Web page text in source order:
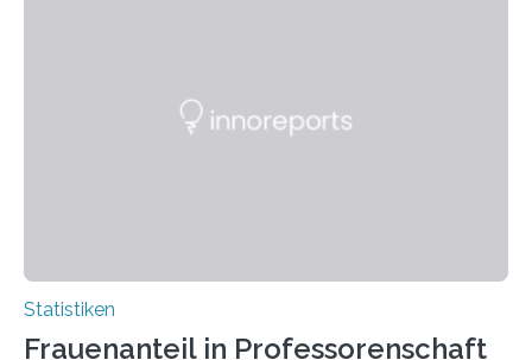
Statistiken
Frauenanteil in Professorenschaft